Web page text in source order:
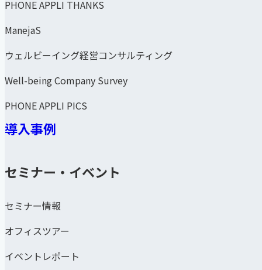
PHONE APPLI THANKS
ManejaS
ウェルビーイング経営コンサルティング
Well-being Company Survey
PHONE APPLI PICS
導入事例
セミナー・イベント
セミナー情報
オフィスツアー
イベントレポート